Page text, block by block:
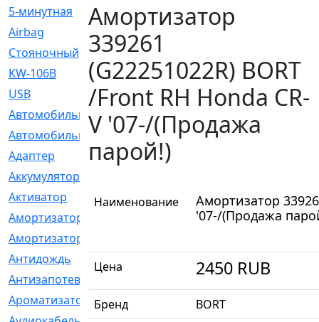
5-минутная
[1]
Airbag
[18]
Cтояночный
[1]
KW-106B
[0]
USB
[6]
Автомобильное
[6]
Автомобильный
[6]
Адаптер
[3]
Аккумулятор
Активатор
[1]
Амортизатор
Амортизаторы
Антидождь
Антизапотеватель
Ароматизатор
Амортизатор
339261
(G22251022R) BORT
/Front RH Honda CR-
V '07-/(Продажа
парой!)
Наименование
Амортизатор
'07-/(Продажа
Цена 2450 RUB
Бренд
BORT